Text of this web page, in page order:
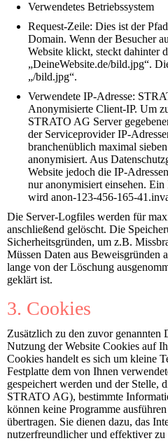
Verwendetes Betriebssystem
Request-Zeile: Dies ist der
Domain. Wenn der Besucher
Website klickt, steckt dahinter
„DeineWebsite.de/bild.jpg“.
„/bild.jpg“.
Verwendete IP-Adresse:
Anonymisierte Client-IP. Um
STRATO AG Server
der Serviceprovider IP-
branchenüblich maximal
anonymisiert. Aus
Website jedoch die IP-
nur anonymisiert einsehen.
wird anon-123-456-165-
Die Server-Logfiles werden für
anschließend gelöscht. Die
Sicherheitsgründen, um z.B.
Müssen Daten aus Beweisgründen
lange von der Löschung
geklärt ist.
3. Cookies
Zusätzlich zu den zuvor genannten
Nutzung der Website Cookies auf
Cookies handelt es sich um kleine
Festplatte dem von Ihnen
gespeichert werden und der Stelle,
STRATO AG), bestimmte
können keine Programme
übertragen. Sie dienen dazu, das
nutzerfreundlicher und effektiver zu